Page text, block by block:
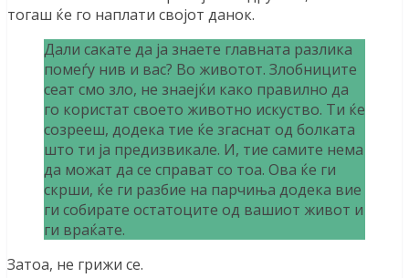
тогаш ќе го наплати својот данок.
Дали сакате да ја знаете главната разлика
помеѓу нив и вас? Во животот. Злобниците
сеат смо зло, не знаејќи како правилно да
го користат своето животно искуство. Ти ќе
созрееш, додека тие ќе згаснат од болката
што ти ја предизвикале. И, тие самите нема
да можат да се справат со тоа. Ова ќе ги
скрши, ќе ги разбие на парчиња додека вие
ги собирате остатоците од вашиот живот и
ги враќате.
Затоа, не грижи се.